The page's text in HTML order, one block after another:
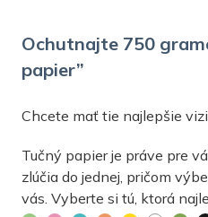
Ochutnajte 750
papier”
Chcete mať tie najlepšie
Tučný papier je práve pre
zlúčia do jednej, pričom
vás. Vyberte si tú, ktorá